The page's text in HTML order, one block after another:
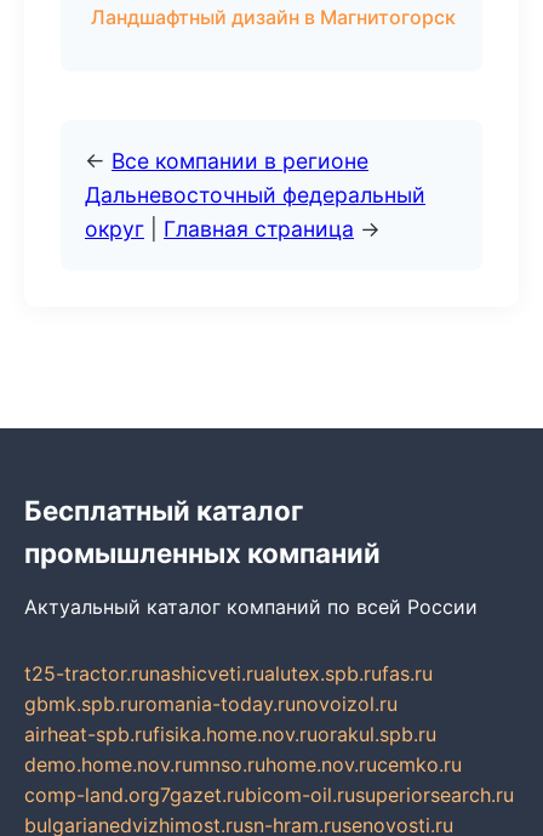
Ландшафтный дизайн в Магнитогорск
← Все компании в регионе
Дальневосточный федеральный
округ
Главная страница →
Бесплатный каталог
промышленных компаний
Актуальный каталог компаний по всей России
t25-tractor.runashicveti.rualutex.spb.rufas.ru
gbmk.spb.ruromania-today.runovoizol.ru
airheat-spb.rufisika.home.nov.ruorakul.spb.ru
demo.home.nov.rumnso.ruhome.nov.rucemko.ru
comp-land.org7gazet.rubicom-oil.rusuperiorsearch.ru
bulgarianedvizhimost.rusn-hram.rusenovosti.ru